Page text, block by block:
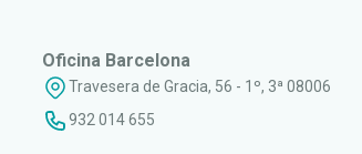
Oficina Barcelona
Travesera de Gracia, 56 - 1º, 3ª 08006
932 014 655